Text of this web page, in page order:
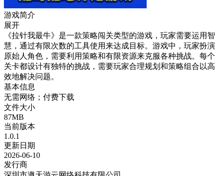
游戏简介
展开
《拉针我最牛》是一款策略闯关类型的游戏，玩家需要运用智
慧，通过有限次数的工具使用来达成目标。游戏中，玩家扮演
原始人角色，需要利用策略和有限资源来克服各种挑战。每个
关卡都设计有独特的挑战，需要玩家合理规划和策略组合以高
效地解决问题。
基本信息
无需网络；付费下载
文件大小
87MB
当前版本
1.0.1
更新日期
2026-06-10
发行商